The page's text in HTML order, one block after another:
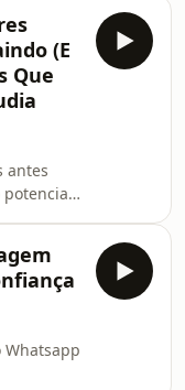
15 de
50% no
está
e
times
mais
(E
Que
antes
ele
um
prática,
falta
Whatsapp